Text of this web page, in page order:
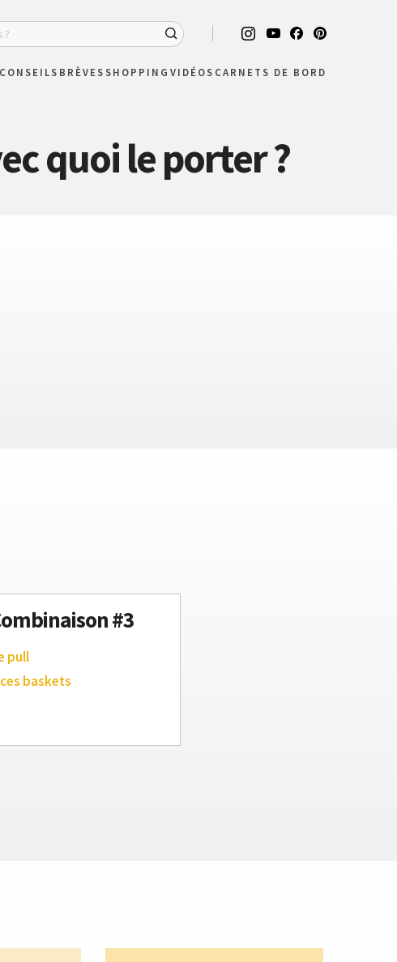
CONSEILS BRÈVESSHOPPING VIDÉOS CARNETS DE BORD
quoi le porter ?
#3
pull
ces baskets